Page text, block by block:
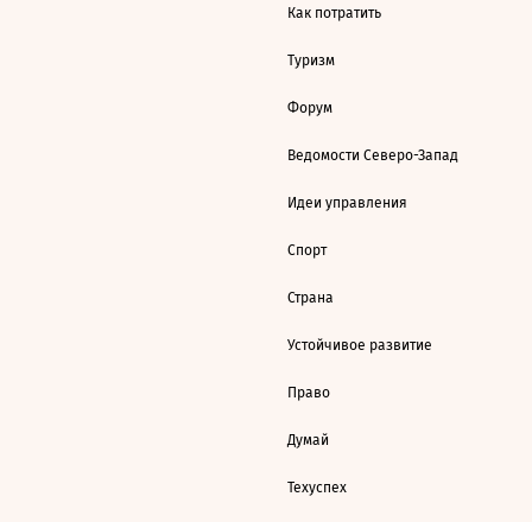
Как потратить
Туризм
Форум
Ведомости Северо-Запад
Идеи управления
Спорт
Страна
Устойчивое развитие
Право
Думай
Техуспех